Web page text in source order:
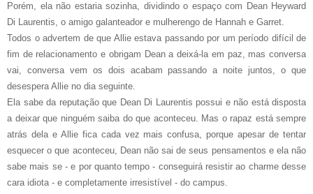
Porém, ela não estaria sozinha, dividindo o espaço com Dean Heyward
Di Laurentis, o amigo galanteador e mulherengo de Hannah e Garret.
Todos o advertem de que Allie estava passando por um período difícil de
fim de relacionamento e obrigam Dean a deixá-la em paz, mas conversa
vai, conversa vem os dois acabam passando a noite juntos, o que
desespera Allie no dia seguinte.
Ela sabe da reputação que Dean Di Laurentis possui e não está disposta
a deixar que ninguém saiba do que aconteceu. Mas o rapaz está sempre
atrás dela e Allie fica cada vez mais confusa, porque apesar de tentar
esquecer o que aconteceu, Dean não sai de seus pensamentos e ela não
sabe mais se - e por quanto tempo - conseguirá resistir ao charme desse
cara idiota - e completamente irresistível - do campus.